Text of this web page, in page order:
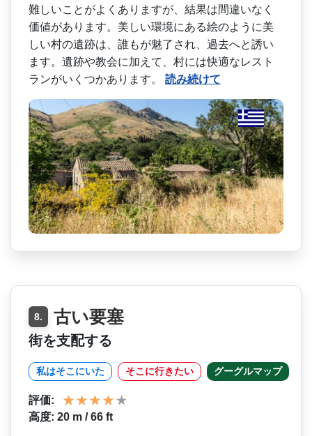
難しいことがよくありますが、結果は間違いなく
価値­があります。美しい環境にある絵のように美
しい村の­遺跡は、誰もが魅了され、過去へと誘い
ます。遺跡や­教会に加えて、村には快適なレスト
ランがいくつかあ­ります。 読み続けて
8. 古い要塞
街を支配する
私はそこにいた そこに行きたい グーグルマップ
評価:
高度: 20 m / 66 ft